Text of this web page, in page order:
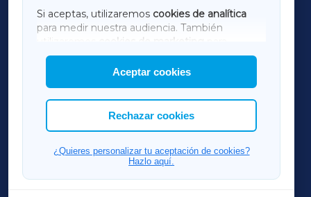
Si aceptas, utilizaremos cookies de analítica
para medir nuestra audiencia. También
utilizaremos
cookies de marketing
mostrar publicidad de terceros.
Asimismo, puedes personalizar la elección de
las cookies que deseas permitir.
Aceptar cookies
Rechazar cookies
¿Quieres personalizar tu aceptación de cookies?
Hazlo aquí.
AMARIÑAXA
RIBEIRASACRAXA
ACORUÑAXA
FERROLXA
OURENSEXA